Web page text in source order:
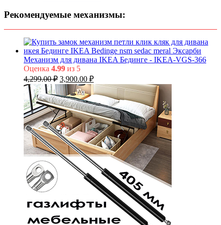
Рекомендуемые механизмы:
Механизм для дивана IKEA Бединге - IKEA-VGS-366
Оценка 4.99 из 5
4,299.00₽ Первоначальная
цена
составляла
4,299.00 ₽.
3,900.00 ₽Текущая
цена:
3,900.00 ₽.